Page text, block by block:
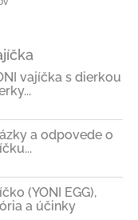
vajíčka s dierkou
a odpovede o
(YONI EGG),
a účinky